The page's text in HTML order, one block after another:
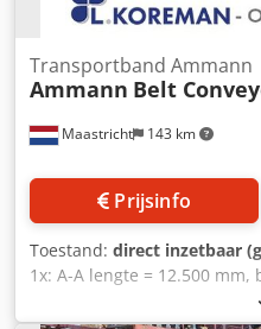
Maastricht 143 km
Transportband Ammann
Ammann Belt
Prijsinfo
Toestand: direct inzetbaar
1x: A-A lengte = 12.500
Aandrijving: trommelmotor